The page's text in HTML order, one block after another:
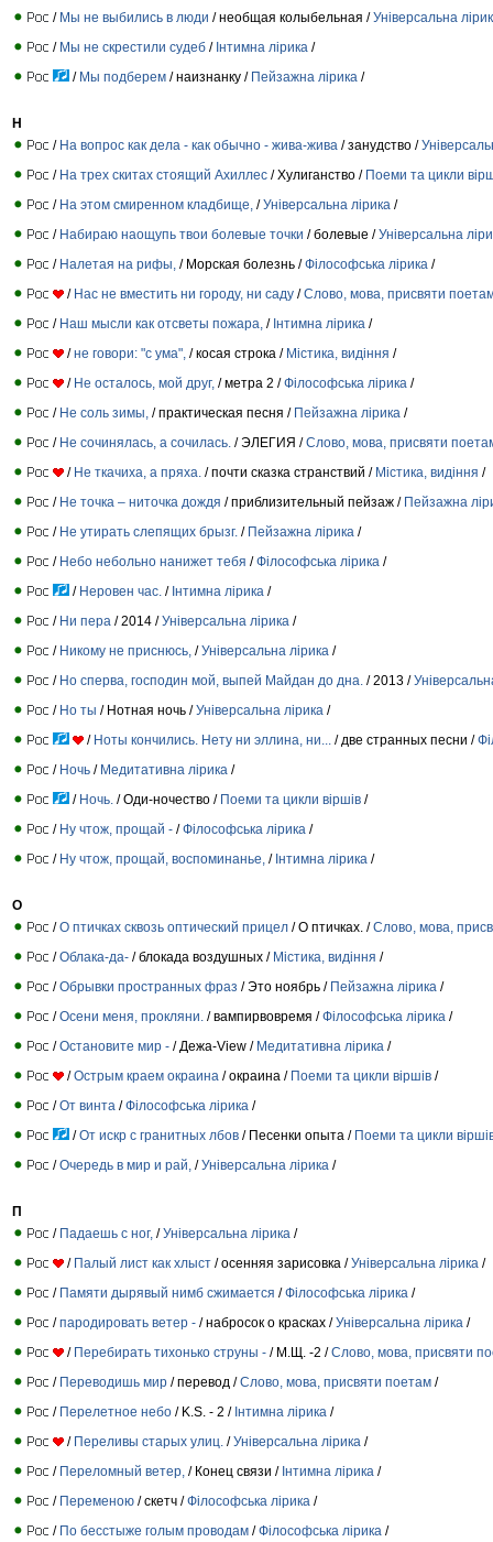
/ Мы не выбились в люди / необщая колыбельная /Універсальна
/ Мы не скрестили судеб / Інтимна лірика /
/ Мы подберем / наизнанку / Пейзажна лірика /
Н
/ На вопрос как дела - как обычно - жива-жива / занудство /
/ На трех скитах стоящий Ахиллес / Хулиганство / Поеми та цикли
/ На этом смиренном кладбище, /Універсальна лірика /
/ Набираю наощупь твои болевые точки / болевые /Універсальна
/ Налетая на рифы, / Морская болезнь /Філософська лірика /
/ Нас не вместить ни городу, ни саду /Слово, мова, присвяти
/ Наш мысли как отсветы пожара, / Інтимна лірика /
/не говори: "с ума", / косая строка / Містика, видіння /
/ Не осталось, мой друг, / метра 2 /Філософська лірика /
/ Не соль зимы, / практическая песня / Пейзажна лірика /
/ Не сочинялась, а сочилась. / ЭЛЕГИЯ /Слово, мова, присвяти
/ Не ткачиха, а пряха. / почти сказка странствий / Містика, видіння /
/ Не точка – ниточка дождя / приблизительный пейзаж / Пейзажна
/ Не утирать слепящих брызг. / Пейзажна лірика /
/ Небо небольно нанижет тебя /Філософська лірика /
/ Неровен час. / Інтимна лірика /
/ Ни пера / 2014 /Універсальна лірика /
/ Никому не приснюсь, /Універсальна лірика /
/ Но сперва, господин мой, выпей Майдан до дна. / 2013 /
/ Но ты / Нотная ночь /Універсальна лірика /
/ Ноты кончились. Нету ни эллина, ни... / две странных песни /
/ Ночь / Медитативна лірика /
/ Ночь. / Оди-ночество / Поеми та цикли віршів /
/ Ну чтож, прощай - /Філософська лірика /
/ Ну чтож, прощай, воспоминанье, / Інтимна лірика /
О
/О птичках сквозь оптический прицел / О птичках. /Слово, мова,
/Облака-да- / блокада воздушных / Містика, видіння /
/Обрывки пространных фраз / Это ноябрь / Пейзажна лірика /
/Осени меня, прокляни. / вампирвовремя /Філософська лірика /
/Остановите мир - / Дежа-View / Медитативна лірика /
/Острым краем окраина / oкраина / Поеми та цикли віршів /
/От винта /Філософська лірика /
/От искр с гранитных лбов / Песенки опыта / Поеми та цикли
/Очередь в мир и рай, /Універсальна лірика /
П
/ Падаешь с ног, /Універсальна лірика /
/ Палый лист как хлыст / осенняя зарисовка /Універсальна лірика /
/ Памяти дырявый нимб сжимается /Філософська лірика /
/пародировать ветер - / набросок о красках /Універсальна лірика /
/ Перебирать тихонько струны - / М.Щ. -2 /Слово, мова, присвяти
/ Переводишь мир / перевод /Слово, мова, присвяти поетам /
/ Перелетное небо / K.S. - 2 / Інтимна лірика /
/ Переливы старых улиц. /Універсальна лірика /
/ Переломный ветер, / Конец связи / Інтимна лірика /
/ Переменою / скетч /Філософська лірика /
/ По бесстыже голым проводам /Філософська лірика /